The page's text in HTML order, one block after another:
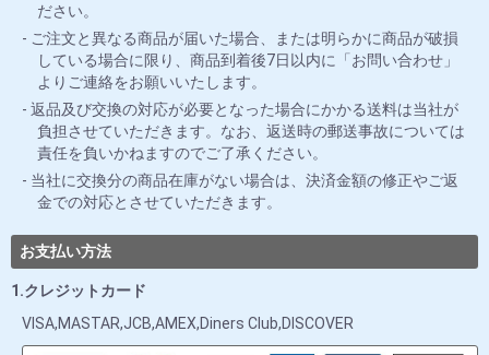
ださい。
ご注文と異なる商品が届いた場合、または明らかに商品が破損
している場合に限り、商品到着後7日以内に「お問い合わせ」
よりご連絡をお願いいたします。
返品及び交換の対応が必要となった場合にかかる送料は当社が
負担させていただきます。なお、返送時の郵送事故については
責任を負いかねますのでご了承ください。
当社に交換分の商品在庫がない場合は、決済金額の修正やご返
金での対応とさせていただきます。
お支払い方法
1.クレジットカード
VISA,MASTAR,JCB,AMEX,Diners Club,DISCOVER